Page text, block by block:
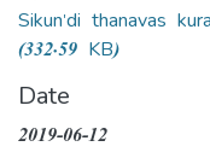
Sikun'di thanavas
(332.59 KB)
Date
2019-06-12